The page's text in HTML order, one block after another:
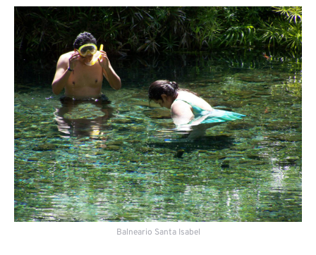
Balneario Santa Isabel